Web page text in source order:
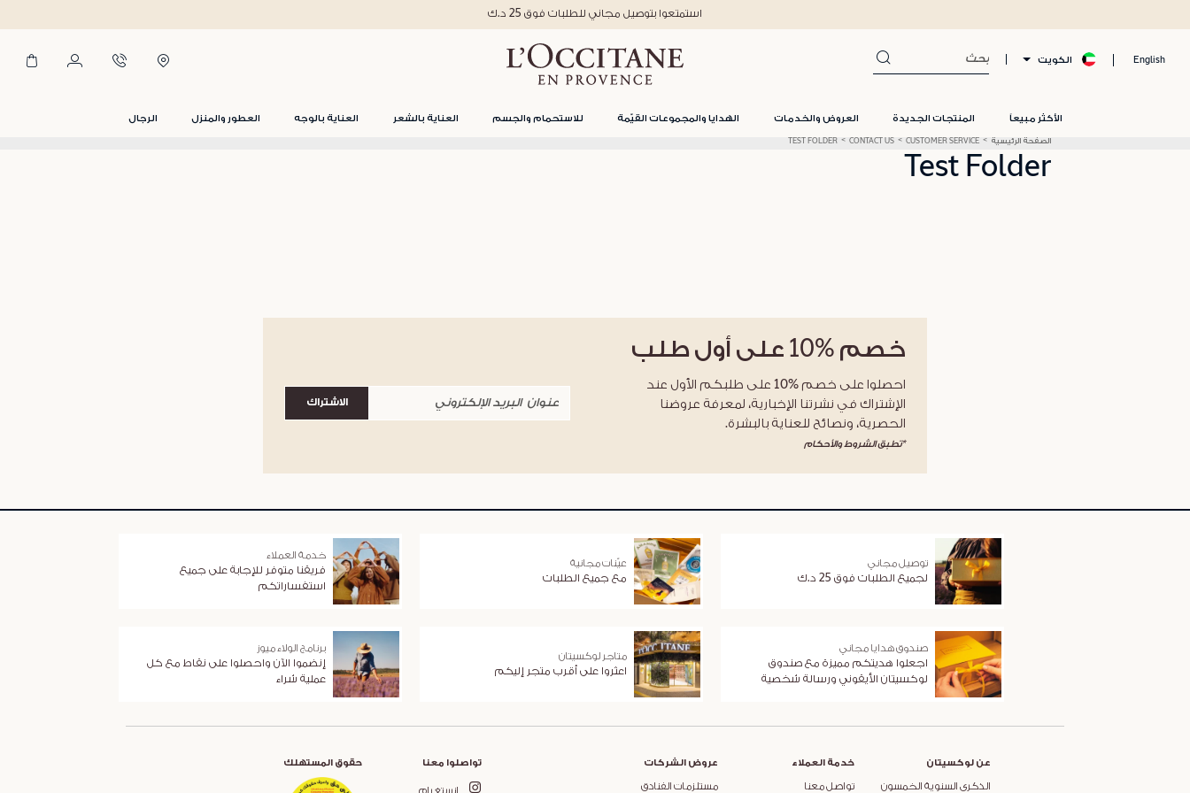
English الكويت
الأكثر مبيعاً المنتجات الجديدة العروض والخدمات الهدايا والمجموعات القيّمة للاستحمام والجسم العناية بالشعر العناية بالوجه العطور والمنزل الرجال
استمتعوا بتوصيل مجاني للطلبات فوق 25 د.ك
الصفحة الرئيسية CUSTOMER SERVICE
CONTACT US
TEST FOLDER
Test Folder
خصم %10 على أول طلب
احصلوا على خصم %10 على طلبكم الأول عند
الإشتراك في نشرتنا الإخبارية، لمعرفة عروضنا
الحصرية، ونصائح للعناية بالبشرة.
*تطبق الشروط والأحكام
الاشتراك
توصيل مجاني
لجميع الطلبات فوق 25 د.ك
عيّنات مجانية
مع جميع الطلبات
خدمة العملاء
فريقنا متوفر للإجابة على جميع
استفساراتكم
صندوق هدايا مجاني
اجعلوا هديتكم مميزة مع صندوق
لوكسيتان الأيقوني ورسالة شخصية
متاجر لوكسيتان
اعثروا على أقرب متجر إليكم
برنامج الولاء ميوز
إنضموا الآن واحصلوا على نقاط مع كل
عملية شراء
عن لوكسيتان
الذكرى السنوية الخمسون
خدمة العملاء
تواصل معنا
عروض الشركات
مستلزمات الفنادق
تواصلوا معنا حقوق المستهلك